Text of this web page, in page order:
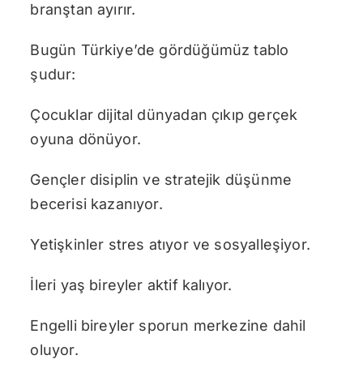
branştan ayırır.
Bugün Türkiye’de gördüğümüz tablo
şudur:
Çocuklar dijital dünyadan çıkıp gerçek
oyuna dönüyor.
Gençler disiplin ve stratejik düşünme
becerisi kazanıyor.
Yetişkinler stres atıyor ve sosyalleşiyor.
İleri yaş bireyler aktif kalıyor.
Engelli bireyler sporun merkezine dahil
oluyor.